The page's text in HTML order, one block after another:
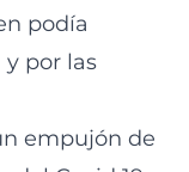
podía
por las
empujón de